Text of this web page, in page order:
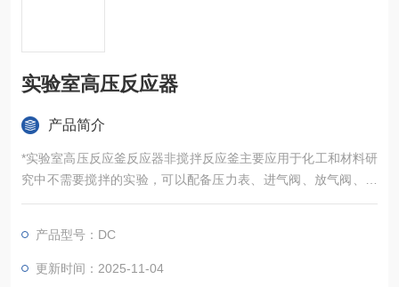
实验室高压反应器
产品简介
*实验室高压反应釜反应器非搅拌反应釜主要应用于化工和材料研
究中不需要搅拌的实验，可以配备压力表、进气阀、放气阀、探
底管、热电偶及过程进样口等。
产品型号：DC
更新时间：2025-11-04